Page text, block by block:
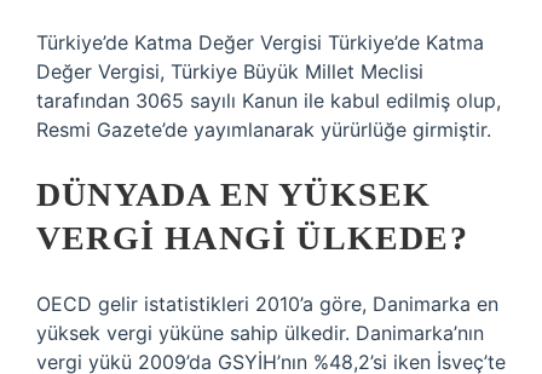
Türkiye’de Katma Değer Vergisi Türkiye’de Katma
Değer Vergisi, Türkiye Büyük Millet Meclisi
tarafından 3065 sayılı Kanun ile kabul edilmiş olup,
Resmi Gazete’de yayımlanarak yürürlüğe girmiştir.
DÜNYADA EN YÜKSEK
VERGI HANGI ÜLKEDE?
OECD gelir istatistikleri 2010’a göre, Danimarka en
yüksek vergi yüküne sahip ülkedir. Danimarka’nın
vergi yükü 2009’da GSYİH’nın %48,2’si iken İsveç’te